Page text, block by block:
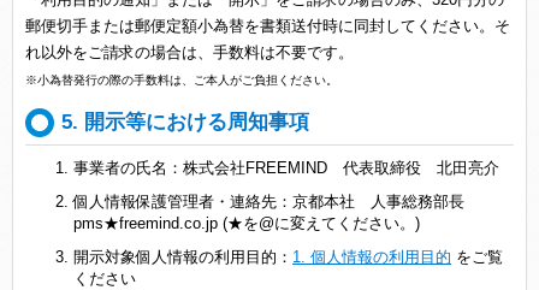
郵便切手または郵便定額小為替を書類送付時に同封してください。そ
れ以外をご請求の場合は、手数料は不要です。
※小為替発行の際の手数料は、ご本人がご負担ください。
5. 開示等における周知事項
事業者の氏名：株式会社FREEMIND 代表取締役 北田亮介
個人情報保護管理者・連絡先：京都本社 人事総務部長
pms★freemind.co.jp (★を@に変えてください。)
開示対象個人情報の利用目的： 1. 個人情報の利用目的 をご覧
ください